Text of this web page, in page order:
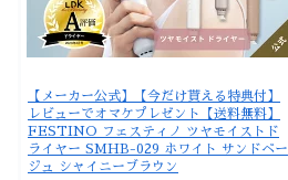
【メーカー公式】【今だけ貰える特典付】
レビューでオマケプレゼント【送料無料】
FESTINO フェスティノ ツヤモイストド
ライヤー SMHB-029 ホワイト サンドベー
ジュ シャイニーブラウン